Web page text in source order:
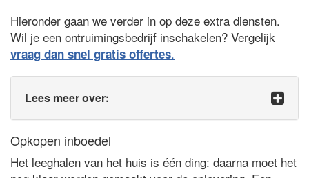
Hieronder gaan we verder in op deze extra diensten.
Wil je een ontruimingsbedrijf inschakelen? Vergelijk
vraag dan snel gratis offertes.
Lees meer over:
Opkopen inboedel
Het leeghalen van het huis is één ding: daarna moet het